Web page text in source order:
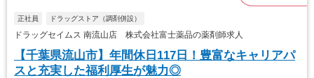
正社員 ドラッグストア（調剤併設）
ドラッグセイムス 南流山店 株式会社富士薬品の薬剤師求人
【千葉県流山市】年間休日117日！豊富なキャリアパ
スと充実した福利厚生が魅力◎